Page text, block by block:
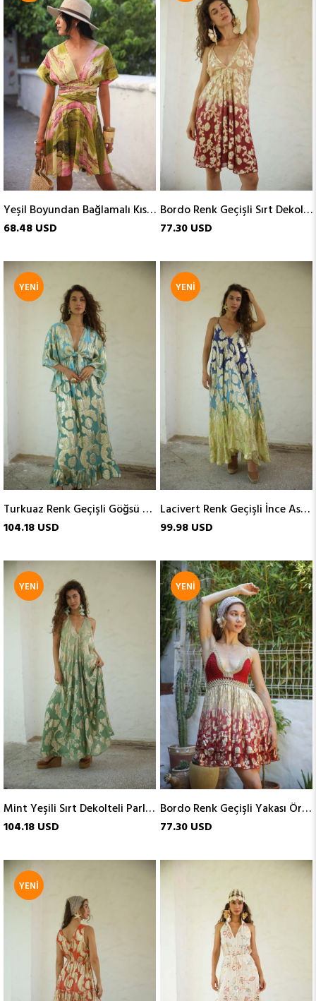
Yeşil Boyundan Bağlamalı Kısa İpek Elbise
68.48 USD
ÜRÜN
Bordo Renk Geçişli Sırt Dekolteli Mini Elbise
77.30 USD
ÜRÜN
Turkuaz Renk Geçişli Göğsü Bağlamalı Parlak Elbise
104.18 USD
YENI
Lacivert Renk Geçişli İnce Askılı Parlak Elbise
99.98 USD
YENI
Mint Yeşili Sırt Dekolteli Parlak Elbise
104.18 USD
YENI
Bordo Renk Geçişli Yakası Örgülü Mini Elbise
77.30 USD
YENI
ÜRÜN
YENI